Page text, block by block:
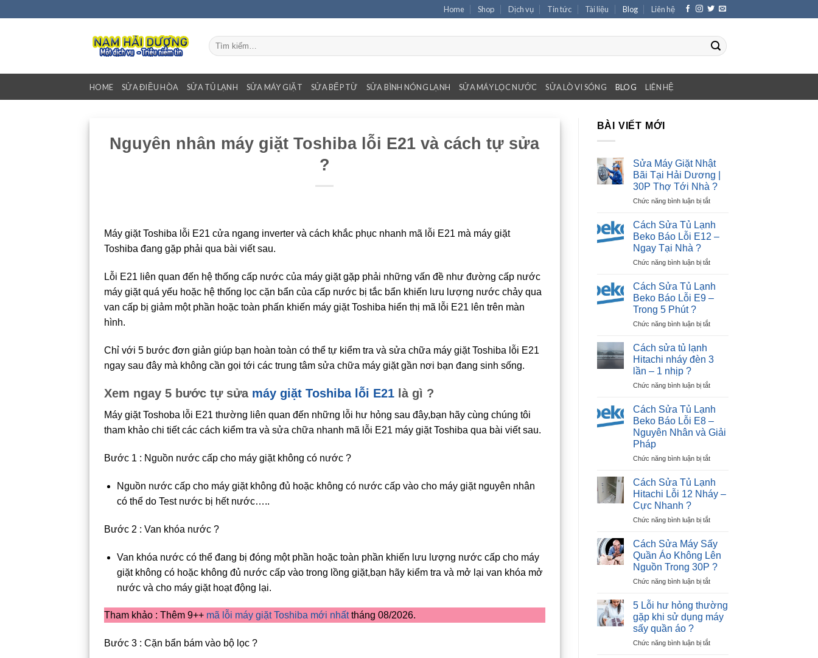
Home Shop Dịch vụ Tin tức Tài liệu Blog Liên hệ
Tìm
kiếm:
HOME SỬA ĐIỀU HÒA SỬA TỦ LẠNH SỬA MÁY GIẶT SỬA BẾP TỪ SỬA BÌNH NÓNG LẠNH SỬA MÁY LỌC NƯỚC SỬA LÒ VI SÓNG BLOG LIÊN HỆ
Nguyên nhân máy giặt Toshiba lỗi E21 và cách tự sửa
?
Máy giặt Toshiba lỗi E21 cửa ngang inverter và cách khắc phục nhanh mã lỗi E21 mà máy giặt
Toshiba đang gặp phải qua bài viết sau.
Lỗi E21 liên quan đến hệ thống cấp nước của máy giặt gặp phải những vấn đề như đường cấp nước
máy giặt quá yếu hoặc hệ thống lọc cặn bẩn của cấp nước bị tắc bẩn khiến lưu lượng nước chảy qua
van cấp bị giảm một phần hoặc toàn phấn khiến máy giặt Toshiba hiển thị mã lỗi E21 lên trên màn
hình.
Chỉ với 5 bước đơn giản giúp bạn hoàn toàn có thể tự kiểm tra và sửa chữa máy giặt Toshiba lỗi E21
ngay sau đây mà không cần gọi tới các trung tâm sửa chữa máy giặt gần nơi bạn đang sinh sống.
Xem ngay 5 bước tự sửa máy giặt Toshiba lỗi E21 là gì ?
Máy giặt Toshoba lỗi E21 thường liên quan đến những lỗi hư hỏng sau đây,bạn hãy cùng chúng tôi
tham khảo chi tiết các cách kiểm tra và sửa chữa nhanh mã lỗi E21 máy giặt Toshiba qua bài viết sau.
Bước 1 : Nguồn nước cấp cho máy giặt không có nước ?
Nguồn nước cấp cho máy giặt không đủ hoặc không có nước cấp vào cho máy giặt nguyên nhân
có thể do Test nước bị hết nước…..
Bước 2 : Van khóa nước ?
Van khóa nước có thể đang bị đóng một phần hoặc toàn phần khiến lưu lượng nước cấp cho máy
giặt không có hoặc không đủ nước cấp vào trong lồng giặt,bạn hãy kiểm tra và mở lại van khóa mở
nước và cho máy giặt hoạt động lại.
Tham khảo : Thêm 9++ mã lỗi máy giặt Toshiba mới nhấttháng 08/2026.
Bước 3 : Cặn bẩn bám vào bộ lọc ?
BÀI VIẾT MỚI
Sửa Máy Giặt Nhật
Bãi Tại Hải Dương |
30P Thợ Tới Nhà ?
Chức năng bình luận bị tắtở
Máy
Giặt
Nhật
Tại
Dương
Tới
Cách Sửa Tủ Lạnh
Beko Báo Lỗi E12 –
Ngay Tại Nhà ?
Chức năng bình luận bị tắtở
Sửa
Báo
–
Ngay
Nhà
Cách Sửa Tủ Lạnh
Beko Báo Lỗi E9 –
Trong 5 Phút ?
Chức năng bình luận bị tắtở
Tủ
Lạnh
Báo
E9
Trong
5
?
Cách sửa tủ lạnh
Hitachi nháy đèn 3
lần – 1 nhịp ?
Chức năng bình luận bị tắtở
sửa
Hitachi
đèn
lần
–
1
?
Cách Sửa Tủ Lạnh
Beko Báo Lỗi E8 –
Nguyên Nhân và Giải
Pháp
Chức năng bình luận bị tắtở
Sửa
Tủ
Lạnh
Báo
E8
–
Nguyên
Nhân
và
Pháp
Cách Sửa Tủ Lạnh
Hitachi Lỗi 12 Nháy –
Cực Nhanh ?
Chức năng bình luận bị tắtở
Sửa
Tủ
Lạnh
Hitachi
Lỗi
Nháy
Cực
?
Cách Sửa Máy Sấy
Quần Áo Không Lên
Nguồn Trong 30P ?
Chức năng bình luận bị tắtở
Sửa
Máy
Sấy
Áo
5 Lỗi hư hỏng thường
gặp khi sử dụng máy
sấy quần áo ?
Chức năng bình luận bị tắtở